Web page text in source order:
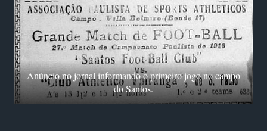
Anúncio no jornal informando o primeiro jogo no campo
do Santos.